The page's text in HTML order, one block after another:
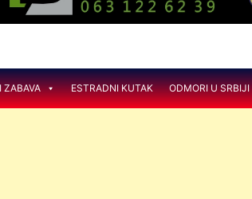
ZABAVA ESTRADNI KUTAK ODMORI U SRBIJI